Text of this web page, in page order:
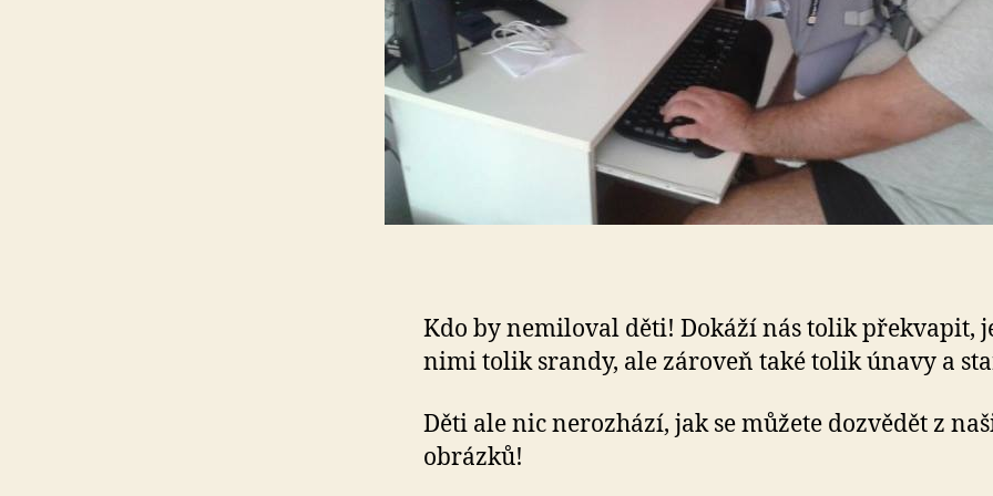
Kdo by nemiloval děti! Dokáží nás tolik překvapit,
nimi tolik srandy, ale zároveň také tolik únavy a
Děti ale nic nerozhází, jak se můžete dozvědět z
obrázků!